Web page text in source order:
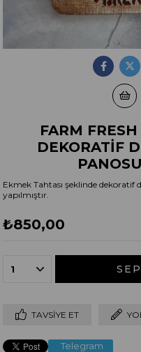
FARM
DEKORATİF
PANOSU
Ekmek Tahtası şeklinde
yapılmıştır.
₺850,00
TAVSIYE ET
Telegram